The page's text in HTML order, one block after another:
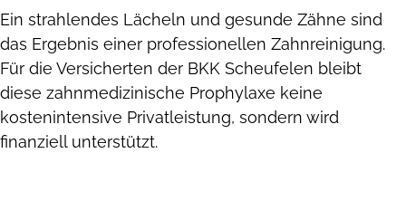
Ein strahlendes Lächeln und gesunde Zähne sind
das Ergebnis einer professionellen Zahnreinigung.
Für die Versicherten der BKK Scheufelen bleibt
diese zahnmedizinische Prophylaxe keine
kostenintensive Privatleistung, sondern wird
finanziell unterstützt.